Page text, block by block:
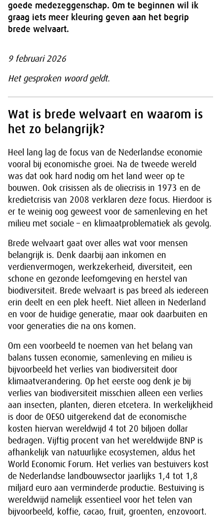
goede medezeggenschap. Om te beginnen wil ik
graag iets meer kleuring geven aan het begrip
brede welvaart.
9 februari 2026
Het gesproken woord geldt.
Wat is brede welvaart en waarom is
het zo belangrijk?
Heel lang lag de focus van de Nederlandse economie
vooral bij economische groei. Na de tweede wereld
was dat ook hard nodig om het land weer op te
bouwen. Ook crisissen als de oliecrisis in 1973 en de
kredietcrisis van 2008 verklaren deze focus. Hierdoor is
er te weinig oog geweest voor de samenleving en het
milieu met sociale – en klimaatproblematiek als gevolg.
Brede welvaart gaat over alles wat voor mensen
belangrijk is. Denk daarbij aan inkomen en
verdienvermogen, werkzekerheid, diversiteit, een
schone en gezonde leefomgeving en herstel van
biodiversiteit. Brede welvaart is pas breed als iedereen
erin deelt en een plek heeft. Niet alleen in Nederland
en voor de huidige generatie, maar ook daarbuiten en
voor generaties die na ons komen.
Om een voorbeeld te noemen van het belang van
balans tussen economie, samenleving en milieu is
bijvoorbeeld het verlies van biodiversiteit door
klimaatverandering. Op het eerste oog denk je bij
verlies van biodiversiteit misschien alleen een verlies
aan insecten, planten, dieren etcetera. In werkelijkheid
is door de OESO uitgerekend dat de economische
kosten hiervan wereldwijd 4 tot 20 biljoen dollar
bedragen. Vijftig procent van het wereldwijde BNP is
afhankelijk van natuurlijke ecosystemen, aldus het
World Economic Forum. Het verlies van bestuivers kost
de Nederlandse landbouwsector jaarlijks 1,4 tot 1,8
miljard euro aan verminderde productie. Bestuiving is
wereldwijd namelijk essentieel voor het telen van
bijvoorbeeld, koffie, cacao, fruit, groenten, enzovoort.